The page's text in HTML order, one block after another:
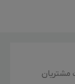
مشتریان